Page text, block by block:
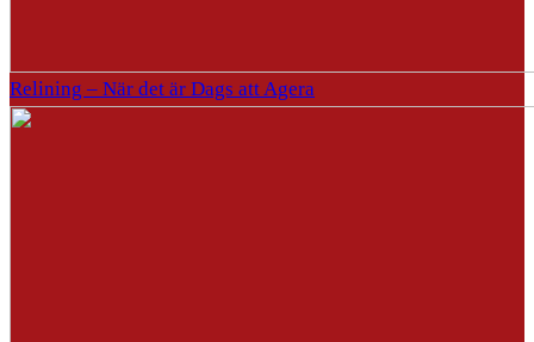
Relining – När det är Dags att Agera